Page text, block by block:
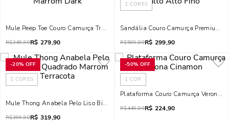
Mule Peep Toe Couro Camurça Tresse Salto Fino Marrom Dark
R$349,90R$ 279,90
2 CORES
Sandália Couro Camurça Premium
R$599,90R$ 299,90
-20% OFF
2 CORES
Mule Thong Anabela Pelo Liso Bico Quadrado Marrom Terracota
R$399,90R$ 319,90
-50% OFF
1 COR
Plataforma Couro Camurça Verona
R$449,90R$ 224,90